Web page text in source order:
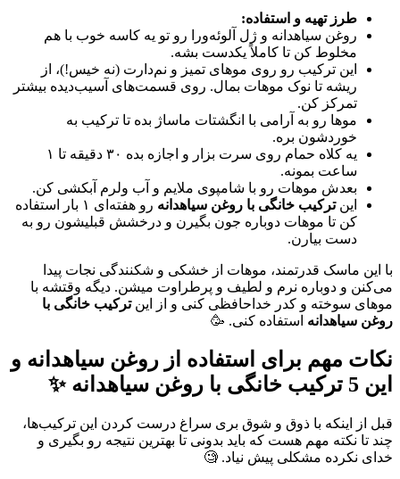
طرز تهیه و استفاده:
روغن سیاهدانه و ژل آلوئه‌ورا رو تو یه کاسه خوب با هم
مخلوط کن تا کاملاً یکدست بشه.
این ترکیب رو روی موهای تمیز و نم‌دارت (نه خیس!)، از
ریشه تا نوک موهات بمال. روی قسمت‌های آسیب‌دیده بیشتر
تمرکز کن.
موها رو به آرامی با انگشتات ماساژ بده تا ترکیب به
خوردشون بره.
یه کلاه حمام روی سرت بزار و اجازه بده ۳۰ دقیقه تا ۱
ساعت بمونه.
بعدش موهات رو با شامپوی ملایم و آب ولرم آبکشی کن.
اینترکیب خانگی با روغن سیاهدانه
رو هفته‌ای ۱ بار استفاده
کن تا موهات دوباره جون بگیرن و درخشش قبلیشون رو به
دست بیارن.
با این ماسک قدرتمند، موهات از خشکی و شکنندگی نجات پیدا
می‌کنن و دوباره نرم و لطیف و پرطراوت میشن. دیگه وقتشه با
موهای سوخته و کدر خداحافظی کنی و از اینترکیب خانگی با
روغن سیاهدانه استفاده کنی. 🥳
نکات مهم برای استفاده از روغن سیاهدانه و
این 5 ترکیب خانگی با روغن سیاهدانه ✨
قبل از اینکه با ذوق و شوق بری سراغ درست کردن این ترکیب‌ها،
چند تا نکته مهم هست که باید بدونی تا بهترین نتیجه رو بگیری و
خدای نکرده مشکلی پیش نیاد. 🧐